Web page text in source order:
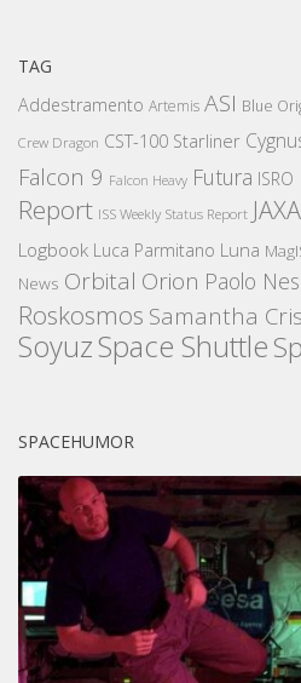
TAG
Addestramento Artemis ASI Blue
Crew Dragon CST-100 Starliner
Falcon 9 Falcon Heavy Futura ISRO
Report ISS Weekly Status Report JAXA
Logbook Luca Parmitano Luna
News Orbital Orion Paolo
Roskosmos Samantha
SoyuzSpace Shuttle
SPACEHUMOR